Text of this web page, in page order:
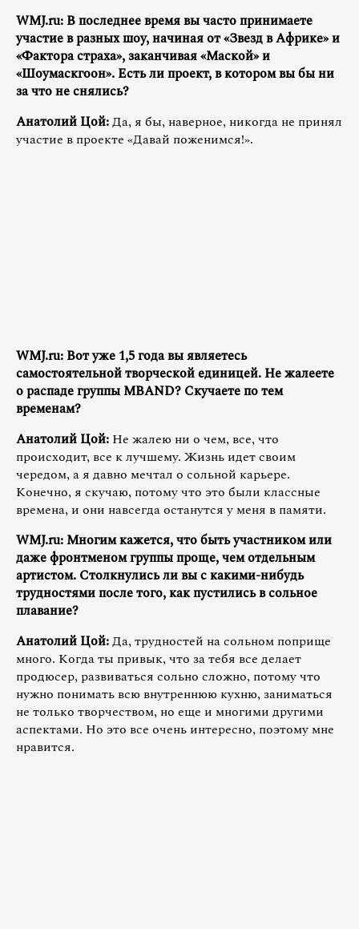
WMJ.ru: В последнее время вы часто принимаете
участие в разных шоу, начиная от «Звезд в Африке» и
«Фактора страха», заканчивая «Маской» и
«Шоумаскгоон». Есть ли проект, в котором вы бы ни
за что не снялись?
Анатолий Цой:Да, я бы, наверное, никогда не принял
участие в проекте «Давай поженимся!».
WMJ.ru: Вот уже 1,5 года вы являетесь
самостоятельной творческой единицей. Не жалеете
о распаде группы MBAND? Скучаете по тем
временам?
Анатолий Цой: Не жалею ни о чем, все, что
происходит, все к лучшему. Жизнь идет своим
чередом, а я давно мечтал о сольной карьере.
Конечно, я скучаю, потому что это были классные
времена, и они навсегда останутся у меня в памяти.
WMJ.ru: Многим кажется, что быть участником или
даже фронтменом группы проще, чем отдельным
артистом. Столкнулись ли вы с какими-нибудь
трудностями после того, как пустились в сольное
плавание?
Анатолий Цой:Да, трудностей на сольном поприще
много. Когда ты привык, что за тебя все делает
продюсер, развиваться сольно сложно, потому что
нужно понимать всю внутреннюю кухню, заниматься
не только творчеством, но еще и многими другими
аспектами. Но это все очень интересно, поэтому мне
нравится.